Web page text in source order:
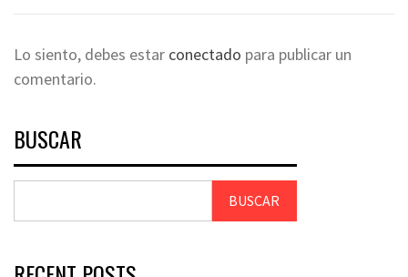
Lo siento, debes estar conectado para publicar un
comentario.
BUSCAR
BUSCAR